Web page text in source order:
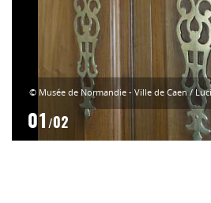
© Musée de Normandie - Ville de Caen /
01 /02